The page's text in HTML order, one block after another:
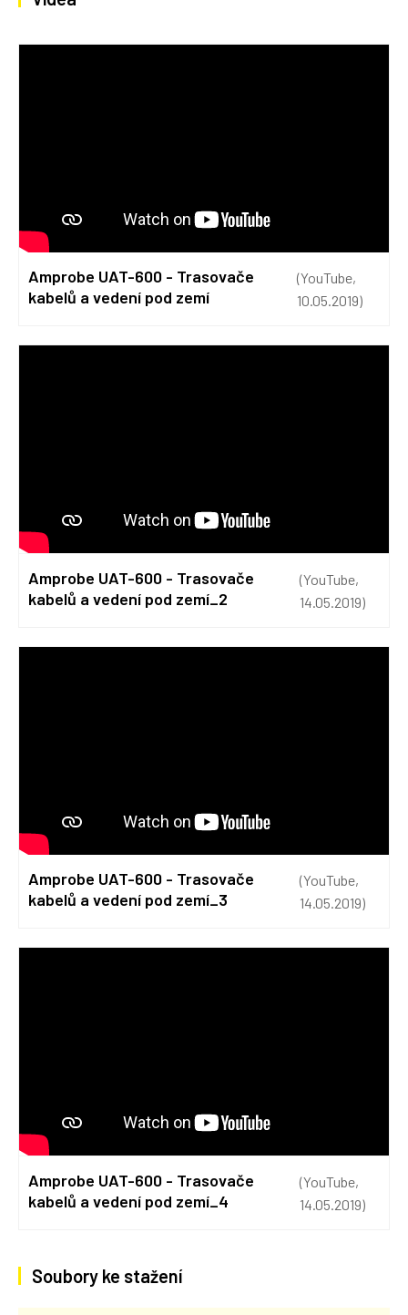
Amprobe UAT-600 - Trasovače
kabelů a vedení pod zemí
(YouTube,
10.05.2019)
Amprobe UAT-600 - Trasovače
kabelů a vedení pod zemí_2
(YouTube,
14.05.2019)
Amprobe UAT-600 - Trasovače
kabelů a vedení pod zemí_3
(YouTube,
14.05.2019)
Amprobe UAT-600 - Trasovače
kabelů a vedení pod zemí_4
(YouTube,
14.05.2019)
Soubory ke stažení